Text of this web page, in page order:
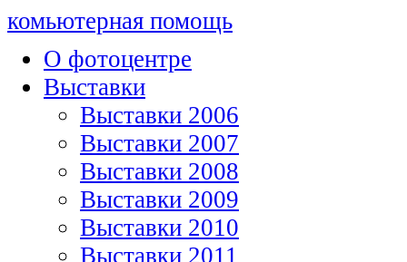
комьютерная помощь
О фотоцентре
Выставки
Выставки 2006
Выставки 2007
Выставки 2008
Выставки 2009
Выставки 2010
Выставки 2011